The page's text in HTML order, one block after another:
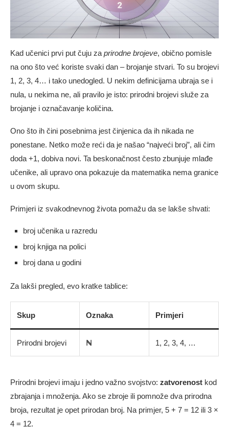
Kad učenici prvi put čuju za prirodne brojeve, obično pomisle
na ono što već koriste svaki dan – brojanje stvari. To su brojevi
1, 2, 3, 4… i tako unedogled. U nekim definicijama ubraja se i
nula, u nekima ne, ali pravilo je isto: prirodni brojevi služe za
brojanje i označavanje količina.
Ono što ih čini posebnima jest činjenica da ih nikada ne
ponestane. Netko može reći da je našao “najveći broj”, ali čim
doda +1, dobiva novi. Ta beskonačnost često zbunjuje mlađe
učenike, ali upravo ona pokazuje da matematika nema granice
u ovom skupu.
Primjeri iz svakodnevnog života pomažu da se lakše shvati:
broj učenika u razredu
broj knjiga na polici
broj dana u godini
Za lakši pregled, evo kratke tablice:
Skup Oznaka Primjeri
Prirodni brojevi ℕ 1, 2, 3, 4, …
Prirodni brojevi imaju i jedno važno svojstvo: zatvorenost kod
zbrajanja i množenja. Ako se zbroje ili pomnože dva prirodna
broja, rezultat je opet prirodan broj. Na primjer, 5 + 7 = 12 ili 3 ×
4 = 12.